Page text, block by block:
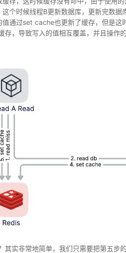
这个时候线程B更新数据库，更新完数
值通过set cache也更新了缓存，但是这
存，导致写入的值相互覆盖，并且操作
其实非常地简单，我们只需要把第五